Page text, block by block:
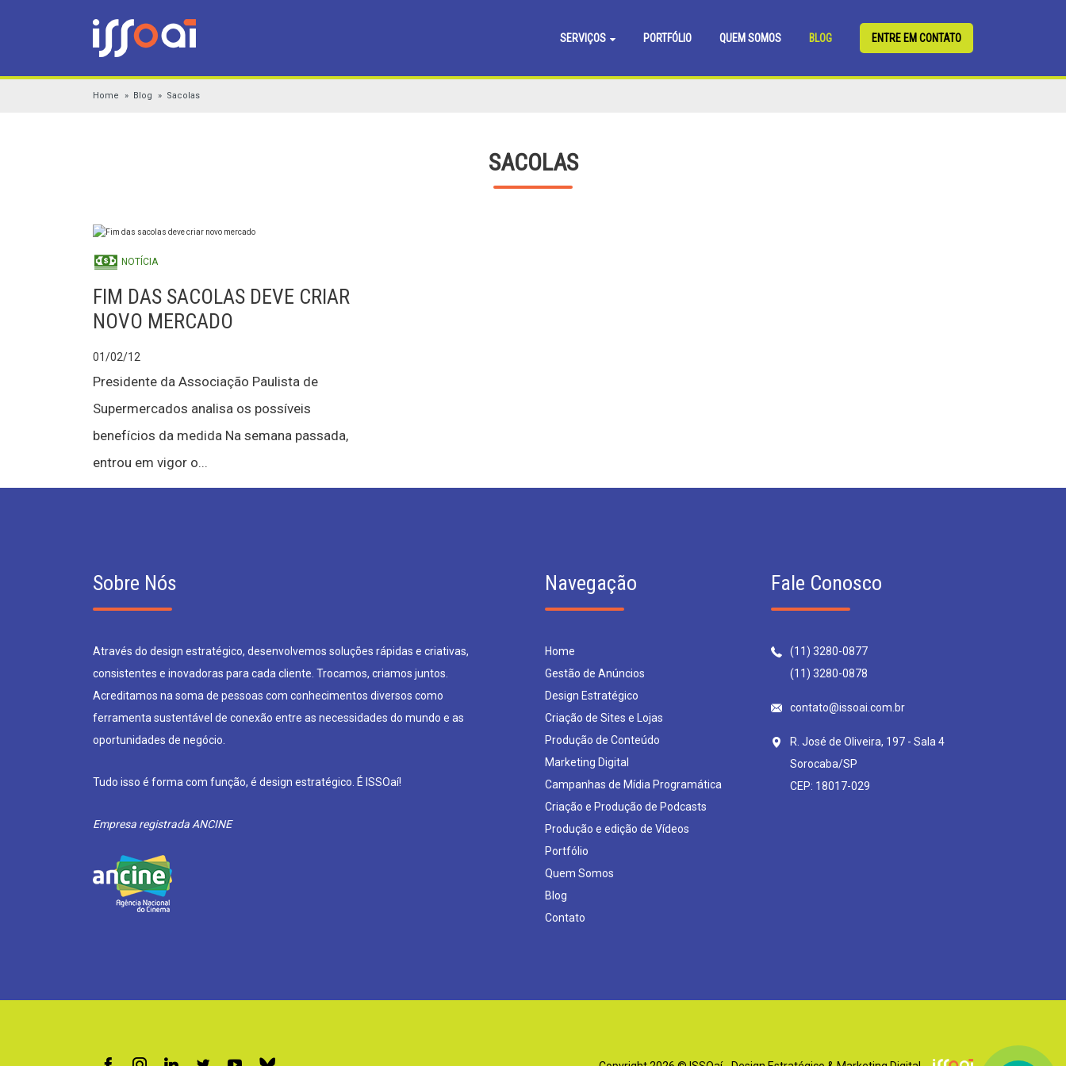
SERVIÇOS PORTFÓLIO QUEM SOMOS BLOG ENTRE EM CONTATO
Home Blog Sacolas
SACOLAS
NOTÍCIA
FIM DAS SACOLAS DEVE CRIAR
NOVO MERCADO
01/02/12
Presidente da Associação Paulista de
Supermercados analisa os possíveis
benefícios da medida Na semana passada,
entrou em vigor o...
Sobre Nós
Através do design estratégico, desenvolvemos soluções rápidas e criativas,
consistentes e inovadoras para cada cliente. Trocamos, criamos juntos.
Acreditamos na soma de pessoas com conhecimentos diversos como
ferramenta sustentável de conexão entre as necessidades do mundo e as
oportunidades de negócio.
Tudo isso é forma com função, é design estratégico. É ISSOaí!
Empresa registrada ANCINE
Navegação
Home
Gestão de Anúncios
Design Estratégico
Criação de Sites e Lojas
Produção de Conteúdo
Marketing Digital
Campanhas de Mídia Programática
Criação e Produção de Podcasts
Produção e edição de Vídeos
Portfólio
Quem Somos
Blog
Contato
Fale Conosco
(11) 3280-0877
(11) 3280-0878
contato@issoai.com.br
R. José de Oliveira, 197 - Sala 4
Sorocaba/SP
CEP: 18017-029